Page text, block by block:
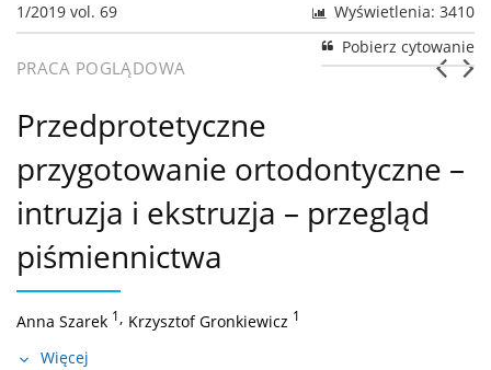
1/2019 vol. 69
Wyświetlenia: 3410
Pobierz cytowanie
PRACA POGLĄDOWA
Przedprotetyczne
przygotowanie ortodontyczne –
intruzja i ekstruzja – przegląd
piśmiennictwa
Anna Szarek 1, Krzysztof Gronkiewicz 1
Więcej